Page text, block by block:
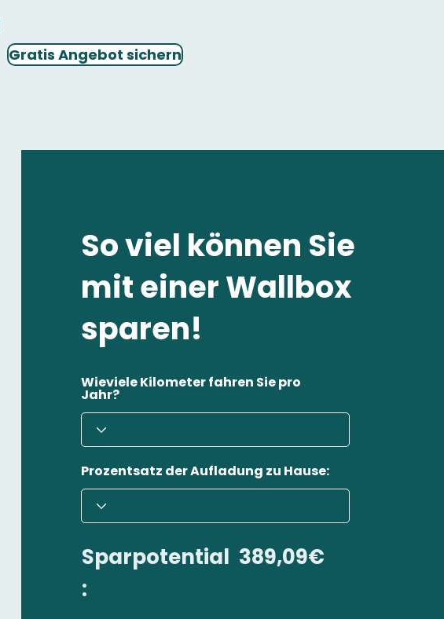
Gratis Angebot sichern
So viel können Sie
mit einer Wallbox
sparen!
Wieviele Kilometer fahren Sie pro
Jahr?
Prozentsatz der Aufladung zu Hause:
Sparpotential
:
389,09€